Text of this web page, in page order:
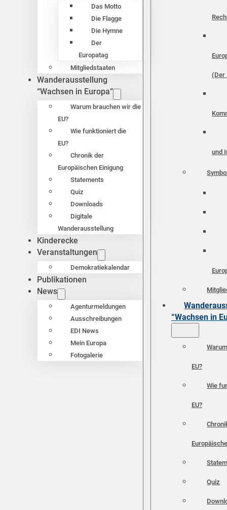
Das Motto
Die Flagge
Die Hymne
Der
Europatag
Mitgliedstaaten
Wanderausstellung
“Wachsen in Europa”
Warum brauchen wir die
EU?
Wie funktioniert die
EU?
Chronik der
Europäischen Einigung
Statements
Quiz
Downloads
Digitale
Wanderausstellung
Kinderecke
Veranstaltungen
Demokratiekalendar
Publikationen
News
Agenturmeldungen
Ausschreibungen
EDI News
Mein Europa
Fotogalerie
(Der
und
“Wachsen in
EU?
Wie
EU?
Quiz